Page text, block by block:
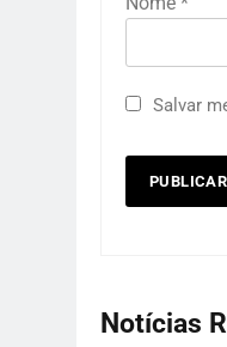
Salvar
Notícias